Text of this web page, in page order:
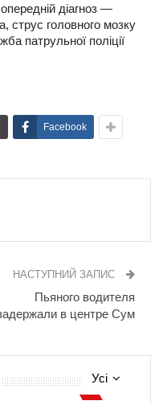
діагноз —
струс головного мозку
патрульної поліції
Facebook
НАСТУПНИЙ ЗАПИС
Пьяного водителя
в центре Сум
Усі